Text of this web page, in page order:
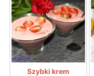
Szybki krem